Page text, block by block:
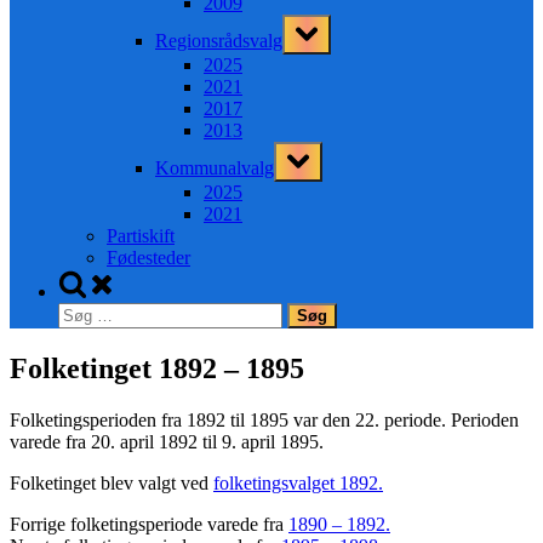
Regionsrådsvalg
Toggle
sub-
2025
2021
2017
2013
Kommunalvalg
Toggle
sub-
2025
2021
Partiskift
Fødesteder
Toggle
search
form
Søg
efter:
Folketinget 1892 – 1895
Folketingsperioden fra 1892 til 1895 var den 22. periode. Perioden
varede fra 20. april 1892 til 9. april 1895.
Folketinget blev valgt ved folketingsvalget 1892.
Forrige folketingsperiode varede fra 1890 – 1892.